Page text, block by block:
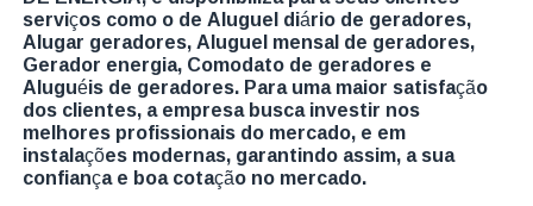
serviços como o de Aluguel diário de geradores,
Alugar geradores, Aluguel mensal de geradores,
Gerador energia, Comodato de geradores e
Aluguéis de geradores. Para uma maior satisfação
dos clientes, a empresa busca investir nos
melhores profissionais do mercado, e em
instalações modernas, garantindo assim, a sua
confiança e boa cotação no mercado.